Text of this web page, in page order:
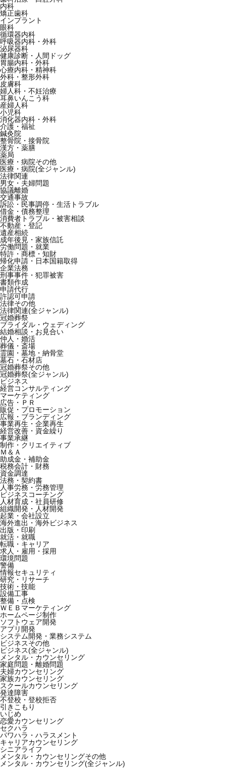
内科
矯正歯科
インプラント
眼科
循環器内科
呼吸器内科・外科
泌尿器科
健康診断・人間ドッグ
胃腸内科・外科
心療内科・精神科
外科・整形外科
皮膚科
婦人科・不妊治療
耳鼻いんこう科
産婦人科
小児科
消化器内科・外科
介護・福祉
鍼灸院
整骨院・接骨院
漢方・薬膳
薬局
医療・病院その他
医療・病院(全ジャンル)
法律関連
男女・夫婦問題
協議離婚
交通事故
訴訟・民事調停・生活トラブル
借金・債務整理
消費者トラブル・被害相談
不動産・登記
遺産相続
成年後見・家族信託
労働問題・就業
特許・商標・知財
帰化申請・日本国籍取得
企業法務
刑事事件・犯罪被害
書類作成
申請代行
許認可申請
法律その他
法律関連(全ジャンル)
冠婚葬祭
ブライダル・ウェディング
結婚相談・お見合い
仲人・婚活
葬儀・斎場
霊園・墓地・納骨堂
墓石・石材店
冠婚葬祭その他
冠婚葬祭(全ジャンル)
ビジネス
経営コンサルティング
マーケティング
広告・ＰＲ
販促・プロモーション
広報・ブランディング
事業再生・企業再生
経営改善・資金繰り
事業承継
制作・クリエイティブ
Ｍ＆Ａ
助成金・補助金
税務会計・財務
資金調達
法務・契約書
人事労務・労務管理
ビジネスコーチング
人材育成・社員研修
組織開発・人材開発
起業・会社設立
海外進出・海外ビジネス
出版・印刷
就活・就職
転職・キャリア
求人・雇用・採用
環境問題
警備
情報セキュリティ
研究・リサーチ
技術・技能
設備工事
整備・点検
ＷＥＢマーケティング
ホームページ制作
ソフトウェア開発
アプリ開発
システム開発・業務システム
ビジネスその他
ビジネス(全ジャンル)
メンタル・カウンセリング
家庭問題・離婚問題
夫婦カウンセリング
家族カウンセリング
スクールカウンセリング
発達障害
不登校・登校拒否
引きこもり
いじめ
恋愛カウンセリング
セクハラ
パワハラ・ハラスメント
キャリアカウンセリング
シニアライフ
メンタル・カウンセリングその他
メンタル・カウンセリング(全ジャンル)